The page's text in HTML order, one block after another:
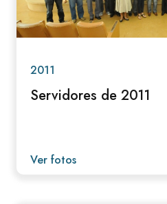
2011
Servidores de 2011
Ver fotos